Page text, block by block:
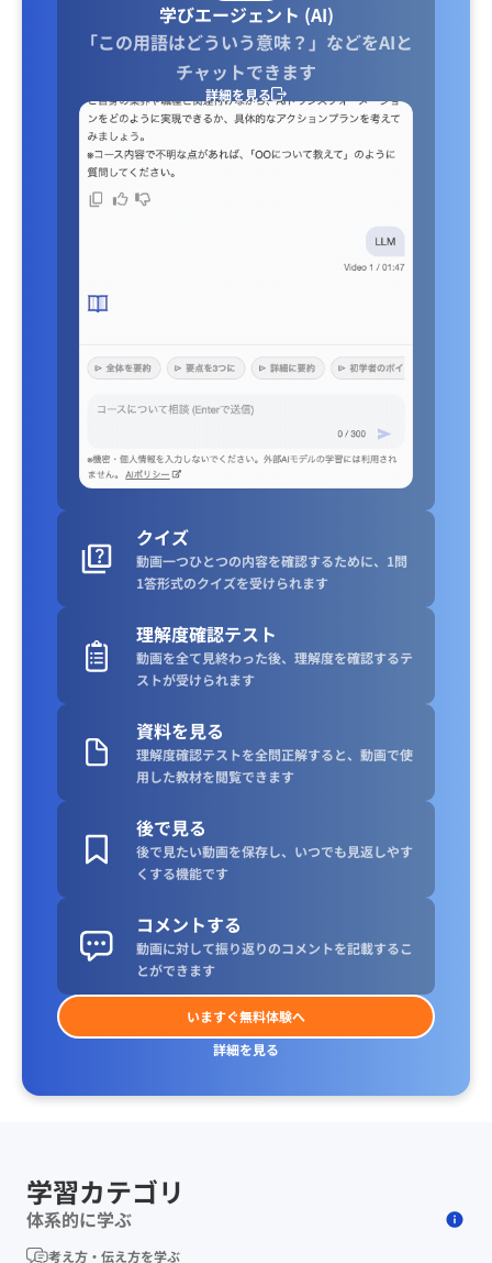
学びエージェント (AI)
「この用語はどういう意味？」などをAIと
チャットできます
詳細を見る
クイズ
動画一つひとつの内容を確認するために、1問
1答形式のクイズを受けられます
理解度確認テスト
動画を全て見終わった後、理解度を確認するテ
ストが受けられます
資料を見る
理解度確認テストを全問正解すると、動画で使
用した教材を閲覧できます
後で見る
後で見たい動画を保存し、いつでも見返しやす
くする機能です
コメントする
動画に対して振り返りのコメントを記載するこ
とができます
いますぐ無料体験へ
詳細を見る
学習カテゴリ
体系的に学ぶ
考え方・伝え方を学ぶ